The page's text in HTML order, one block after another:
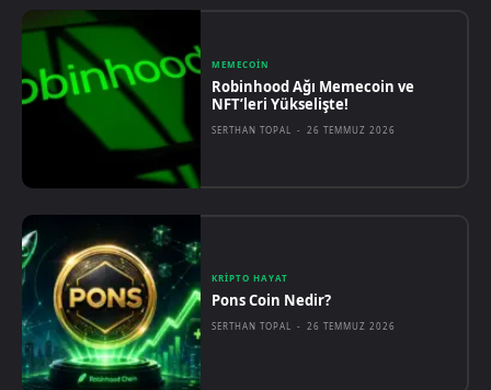
MEMECOIN
Robinhood Ağı Memecoin ve
NFT’leri Yükselişte!
SERTHAN TOPAL - 26 TEMMUZ 2026
KRIPTO HAYAT
Pons Coin Nedir?
SERTHAN TOPAL - 26 TEMMUZ 2026